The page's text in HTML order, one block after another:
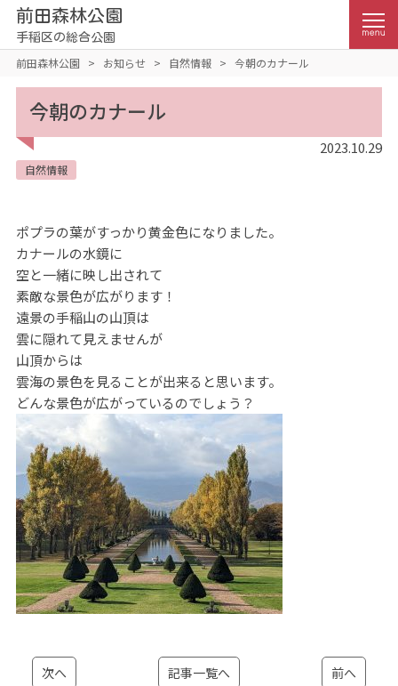
前田森林公園
手稲区の総合公園
前田森林公園 > お知らせ > 自然情報 > 今朝のカナール
今朝のカナール
2023.10.29
自然情報
ポプラの葉がすっかり黄金色になりました。
カナールの水鏡に
空と一緒に映し出されて
素敵な景色が広がります！
遠景の手稲山の山頂は
雲に隠れて見えませんが
山頂からは
雲海の景色を見ることが出来ると思います。
どんな景色が広がっているのでしょう？
次へ 記事一覧へ 前へ